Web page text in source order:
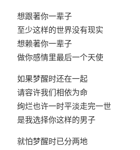
想跟著你一辈子
至少这样的世界没有现实
想赖著你一辈子
做你感情里最后一个天使
如果梦醒时还在一起
请容许我们相依为命
绚烂也许一时平淡走完一世
是我选择你这样的男子
就怕梦醒时已分两地